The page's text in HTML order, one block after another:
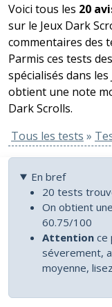
Voici tous les 20
sur le Jeux Dark
commentaires des
Parmis ces tests
spécialisés dans
obtient une note
Dark Scrolls.
Tous les tests »
En bref
20 tests
On obtient
60.75/100
Attention ce
séverement,
moyenne,